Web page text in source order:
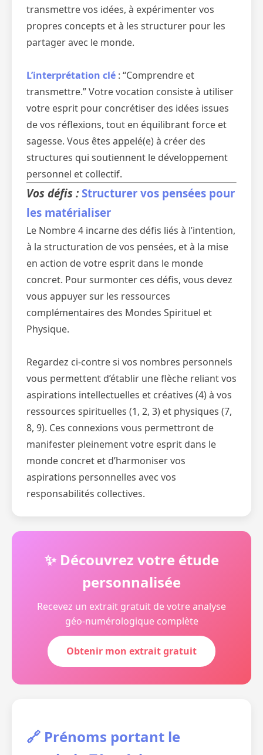
transmettre vos idées, à expérimenter vos
propres concepts et à les structurer pour les
partager avec le monde.
L’interprétation clé : “Comprendre et
transmettre.” Votre vocation consiste à utiliser
votre esprit pour concrétiser des idées issues
de vos réflexions, tout en équilibrant force et
sagesse. Vous êtes appelé(e) à créer des
structures qui soutiennent le développement
personnel et collectif.
Vos défis : Structurer vos pensées pour
les matérialiser
Le Nombre 4 incarne des défis liés à l’intention,
à la structuration de vos pensées, et à la mise
en action de votre esprit dans le monde
concret. Pour surmonter ces défis, vous devez
vous appuyer sur les ressources
complémentaires des Mondes Spirituel et
Physique.
Regardez ci-contre si vos nombres personnels
vous permettent d’établir une flèche reliant vos
aspirations intellectuelles et créatives (4) à vos
ressources spirituelles (1, 2, 3) et physiques (7,
8, 9). Ces connexions vous permettront de
manifester pleinement votre esprit dans le
monde concret et d’harmoniser vos
aspirations personnelles avec vos
responsabilités collectives.
✨ Découvrez votre étude
personnalisée
Recevez un extrait gratuit de votre analyse
géo-numérologique complète
Obtenir mon extrait gratuit
🔗 Prénoms portant le